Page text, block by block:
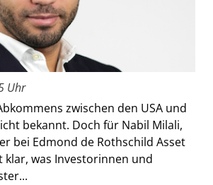
Uhr
zwischen den USA und
bekannt. Doch für Nabil Milali,
bei Edmond de Rothschild Asset
klar, was Investorinnen und